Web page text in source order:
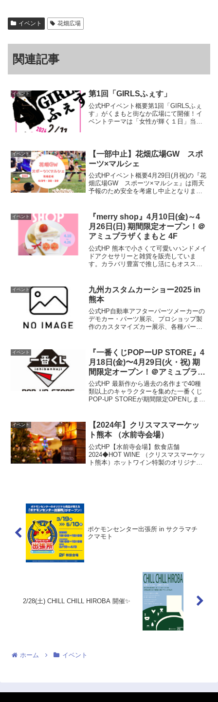
イベント 花畑広場
関連記事
イベント 第1回「GIRLSふぇす」
公式HPイベント概要第1回「GIRLSふぇ
す」がくまもと街なか広場にて開催！イ
ベントテーマは「女性が輝く１日」当日
が集まるキッチ...
イベント
【一部中止】花畑広場GW スポ
ーツ×マルシェ
公式HPイベント概要4月29日(月祝)の『花
畑広場GW スポーツ×マルシェ』は雨天
予報のため安全を考慮し中止となりまし
開催日程2024年4月27日（日）～29...
イベント
『merry shop』4月10日(金)～4
月26日(日) 期間限定オープン！＠
アミュプラザくまもと 4F
公式HP 熊本で小さくて可愛いハンドメイ
ドアクセサリーと雑貨を販売していま
す。カラバリ豊富で推し活にもオススメ
イベント
九州カスタムカーショー2025 in
熊本
公式HP自動車アフターパーツメーカーの
デモカー・パーツ展示、プロショップ製
作のカスタマイズカー展示、各種パー
(日曜日)10時00分 ～ 17時00分開催場所
展...
イベント
『一番くじPOPーUP STORE』4
月18日(金)〜4月29日(火・祝) 期
間限定オープン！＠アミュプラザ
くまもと 5F
公式HP 最新作から過去の名作まで40種
類以上のキャラクターを集めた一番くじ
POP-UP STOREが期間限定OPENしま
イベント
【2024年】クリスマスマーケッ
ト熊本 （水前寺会場）
公式HP【水前寺会場】飲食店舗
2024◆HOT WINE （クリスマスマーケッ
ト熊本）ホットワイン特製のオリジナル
ポケモンセンター出張所 in サクラマチ
クマモト
2/28(土) CHILL CHILL HIROBA 開催✨
ホーム イベント